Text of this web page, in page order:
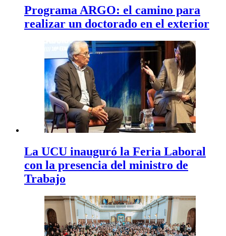
Programa ARGO: el camino para
realizar un doctorado en el exterior
La UCU inauguró la Feria Laboral
con la presencia del ministro de
Trabajo